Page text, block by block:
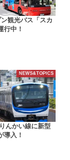
観光バス「スカ
行中！
NEWS&TOPICS
んかい線に新型
導入！